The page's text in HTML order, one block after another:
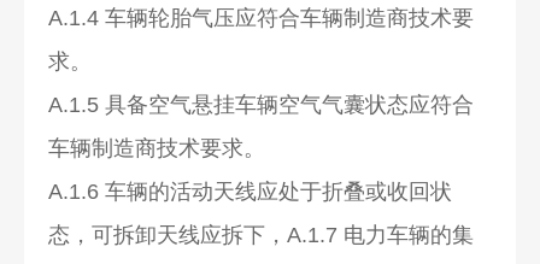
A.1.4 车辆轮胎气压应符合车辆制造商技术要
求。
A.1.5 具备空气悬挂车辆空气气囊状态应符合
车辆制造商技术要求。
A.1.6 车辆的活动天线应处于折叠或收回状
态，可拆卸天线应拆下，A.1.7 电力车辆的集